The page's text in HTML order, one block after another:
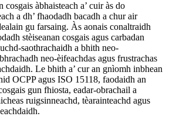
àbhaisteach a’ cuir às do
a dh’ fhaodadh bacadh a chur air
gu farsaing. Às aonais conaltraidh
stèiseanan cosgais agus carbadan
saothrachaidh a bhith neo-
neo-èifeachdas agus frustrachas
Le bhith a’ cur an gnìomh inbhean
OCPP agus ISO 15118, faodaidh an
gun fhiosta, eadar-obrachail a
ruigsinneachd, tèarainteachd agus